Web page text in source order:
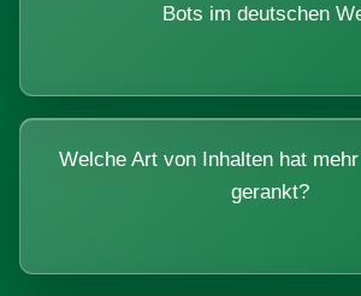
Bots im deutschen
Welche Art von Inhalten hat
gerankt?